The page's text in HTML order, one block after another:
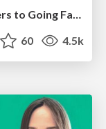
Put a Button on it: Removing Barriers to Going Fast.
60 4.5k